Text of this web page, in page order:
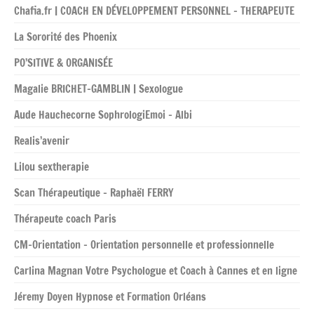
Chafia.fr | COACH EN DÉVELOPPEMENT PERSONNEL – THERAPEUTE
La Sororité des Phoenix
PO’SITIVE & ORGANISÉE
Magalie BRICHET-GAMBLIN | Sexologue
Aude Hauchecorne SophrologiEmoi – Albi
Realis’avenir
Lilou sextherapie
Scan Thérapeutique – Raphaël FERRY
Thérapeute coach Paris
CM-Orientation – Orientation personnelle et professionnelle
Carlina Magnan Votre Psychologue et Coach à Cannes et en ligne
Jéremy Doyen Hypnose et Formation Orléans